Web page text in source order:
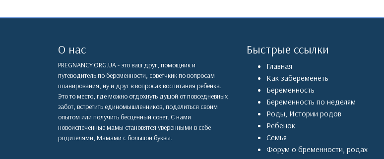
О нас
PREGNANCY.ORG.UA - это ваш друг, помощник и
путеводитель по беременности, советчкик по вопросам
планирования, ну и друг в вопросах воспитания ребенка.
Это то место, где можно отдохнуть душой от повседневных
забот, встретить единомышленников, поделиться своим
опытом или получить бесценный совет. С нами
новоиспеченные мамы становятся уверенными в себе
родителями, Мамами с большой буквы.
Быстрые ссылки
Главная
Как забеременеть
Беременность
Беременность по неделям
Роды, Истории родов
Ребенок
Семья
Форум о бременности, родах